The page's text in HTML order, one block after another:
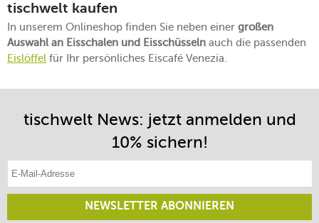
tischwelt kaufen
In unserem Onlineshop finden Sie neben einer großen
Auswahl an Eisschalen und Eisschüsseln auch die passenden
Eislöffel für Ihr persönliches Eiscafé Venezia.
tischwelt News: jetzt anmelden und
10% sichern!
E-Mail-Adresse eintragen
NEWSLETTER ABONNIEREN